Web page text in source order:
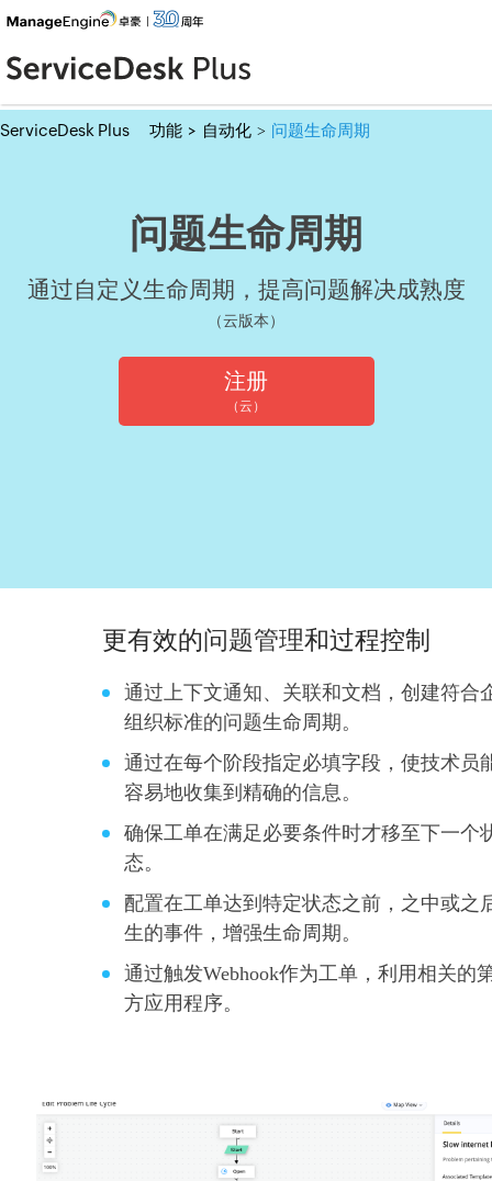
ServiceDesk Plus 功能 > 自动化 > 问题生命周期
问题生命周期
通过自定义生命周期，提高问题解决成熟度
（云版本）
注册
（云）
更有效的问题管理和过程控制
通过上下文通知、关联和文档，创建符合
组织标准的问题生命周期。
通过在每个阶段指定必填字段，使技术员
容易地收集到精确的信息。
确保工单在满足必要条件时才移至下一个
态。
配置在工单达到特定状态之前，之中或之
生的事件，增强生命周期。
通过触发Webhook作为工单，利用相关的
方应用程序。